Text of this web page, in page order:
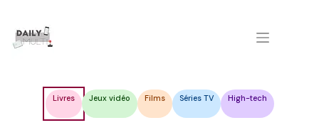
contenu
Livres Jeux vidéo Films Séries TV High-tech